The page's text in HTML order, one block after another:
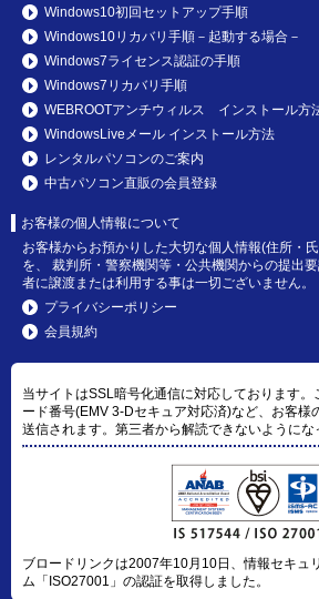
Windows10初回セットアップ手順
Windows10リカバリ手順－起動する場合－
Windows7ライセンス認証の手順
Windows7リカバリ手順
WEBROOTアンチウィルス インストール方
WindowsLiveメール インストール方法
レンタルパソコンのご案内
中古パソコン直販の会員登録
お客様の個人情報について
お客様からお預かりした大切な個人情報(住所・
を、 裁判所・警察機関等・公共機関からの提出
者に譲渡または利用する事は一切ございません。
プライバシーポリシー
会員規約
当サイトはSSL暗号化通信に対応しております。
ード番号(EMV 3-Dセキュア対応済)など、お客様
送信されます。第三者から解読できないようにな
ブロードリンクは2007年10月10日、情報セキュ
ム「ISO27001」の認証を取得しました。